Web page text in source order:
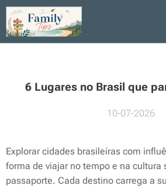
6 Lugares no Brasil que
10-07-2026
Explorar cidades brasileiras com
forma de viajar no tempo e na cultura
passaporte. Cada destino carrega a